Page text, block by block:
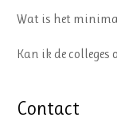
Wat is het
Kan ik de colleges
Contact